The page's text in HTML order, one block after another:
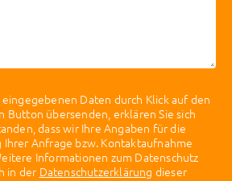
Daten durch Klick auf den
Button übersenden, erklären Sie sich
dass wir Ihre Angaben für die
Anfrage bzw. Kontaktaufnahme
Informationen zum Datenschutz
in der Datenschutzerklärung dieser